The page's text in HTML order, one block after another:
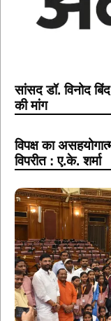
सांसद डॉ. विनोद
की मांग
विपक्ष का
विपरीत : ए.के. शर्मा